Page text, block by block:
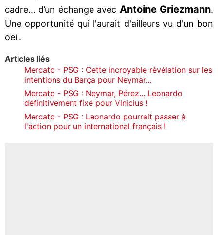
cadre… d’un échange avec Antoine Griezmann.
Une opportunité qui l'aurait d'ailleurs vu d'un bon
oeil.
Articles liés
Mercato - PSG : Cette incroyable révélation sur les
intentions du Barça pour Neymar…
Mercato - PSG : Neymar, Pérez... Leonardo
définitivement fixé pour Vinicius !
Mercato - PSG : Leonardo pourrait passer à
l'action pour un international français !